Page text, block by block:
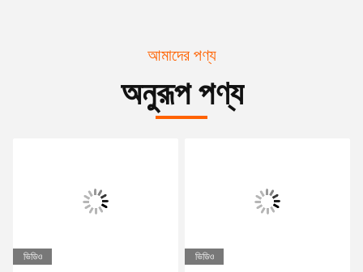
আমাদের পণ্য
অনুরূপ পণ্য
ভিডিও ভিডিও